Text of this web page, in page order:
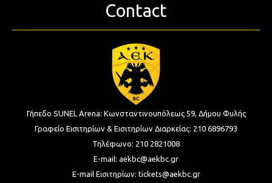
Contact
Γήπεδο SUNEL Arena: Κωνσταντινουπόλεως 59, Δήμου Φυλής
Γραφείο Εισιτηρίων & Εισιτηρίων Διαρκείας: 210 6896793
Τηλέφωνο: 210 2821008
E-mail: aekbc@aekbc.gr
E-mail Εισιτηρίων: tickets@aekbc.gr